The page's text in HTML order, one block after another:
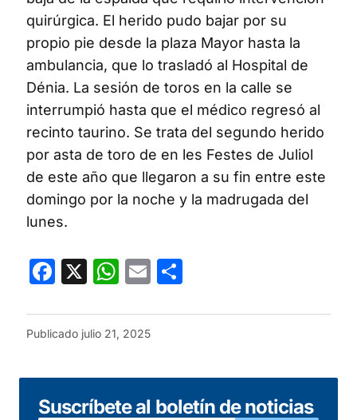
quirúrgica. El herido pudo bajar por su
propio pie desde la plaza Mayor hasta la
ambulancia, que lo trasladó al Hospital de
Dénia. La sesión de toros en la calle se
interrumpió hasta que el médico regresó al
recinto taurino. Se trata del segundo herido
por asta de toro de en les Festes de Juliol
de este año que llegaron a su fin entre este
domingo por la noche y la madrugada del
lunes.
Facebook
X WhatsApp
Email
Publicado julio 21, 2025
Suscríbete al boletín de noticias